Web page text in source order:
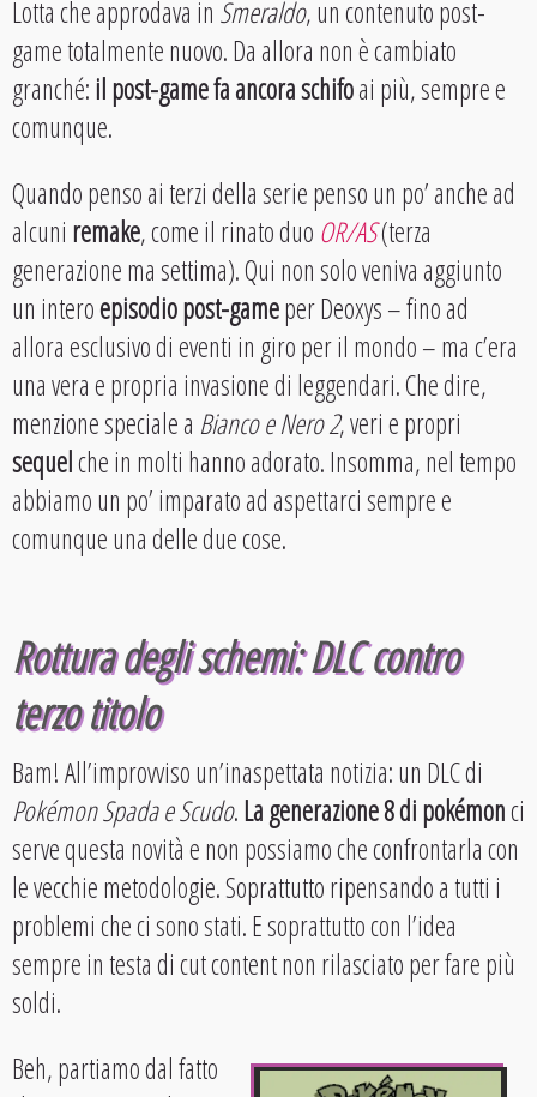
Lotta che approdava in Smeraldo, un contenuto post-
game totalmente nuovo. Da allora non è cambiato
granché:il post-game fa ancora schifoai più, sempre e
comunque.
Quando penso ai terzi della serie penso un po’ anche ad
alcuni remake, come il rinato duo OR/AS(terza
generazione ma settima). Qui non solo veniva aggiunto
un interoepisodio post-gameper Deoxys – fino ad
allora esclusivo di eventi in giro per il mondo – ma c’era
una vera e propria invasione di leggendari. Che dire,
menzione speciale a Bianco e Nero 2, veri e propri
sequelche in molti hanno adorato. Insomma, nel tempo
abbiamo un po’ imparato ad aspettarci sempre e
comunque una delle due cose.
Rottura degli schemi: DLC contro
terzo titolo
Bam! All’improvviso un’inaspettata notizia: un DLC di
Pokémon Spada e Scudo.La generazione 8 di pokémonci
serve questa novità e non possiamo che confrontarla con
le vecchie metodologie. Soprattutto ripensando a tutti i
problemi che ci sono stati. E soprattutto con l’idea
sempre in testa di cut content non rilasciato per fare più
soldi.
Beh, partiamo dal fatto